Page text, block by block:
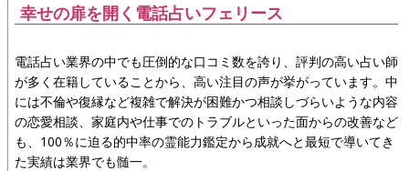
幸せの扉を開く電話占いフェリース
電話占い業界の中でも圧倒的な口コミ数を誇り、評判の高い占い師
が多く在籍していることから、高い注目の声が挙がっています。中
には不倫や復縁など複雑で解決が困難かつ相談しづらいような内容
の恋愛相談、家庭内や仕事でのトラブルといった面からの改善など
も、100％に迫る的中率の霊能力鑑定から成就へと最短で導いてき
た実績は業界でも髄一。